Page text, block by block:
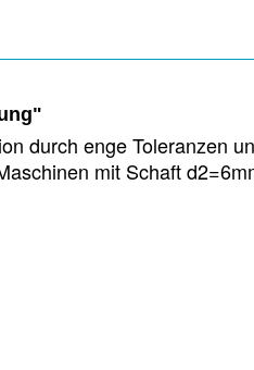
durch enge Toleranzen
mit Schaft